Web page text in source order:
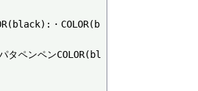
・COLOR(b
ペンペンCOLOR(bl